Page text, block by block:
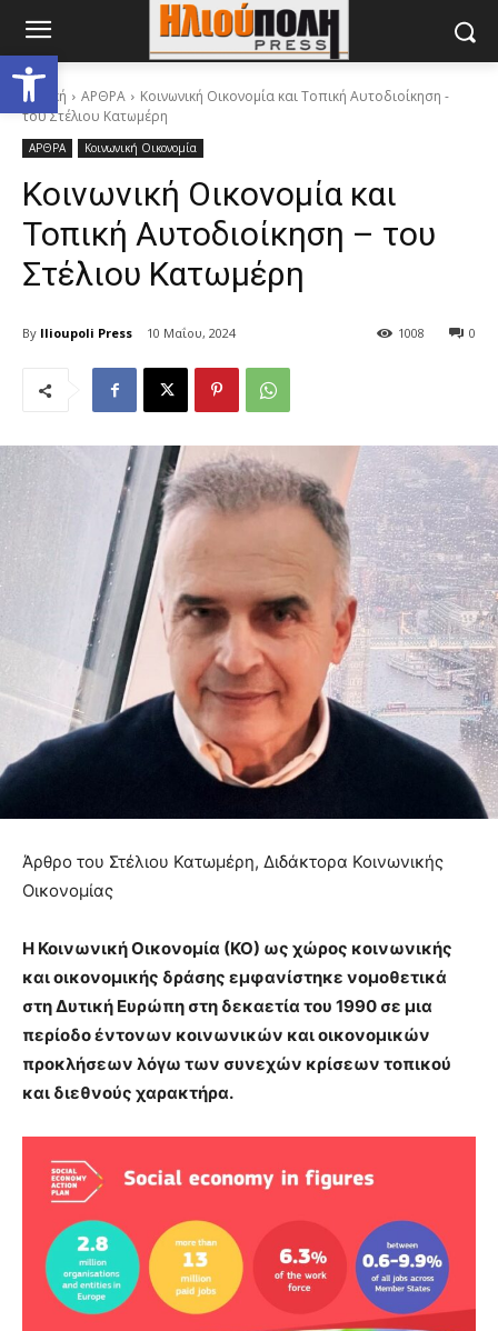
Ανοίξτε τη γραμμή εργαλείων
Αρχική ΑΡΘΡΑ
Κοινωνική Οικονομία και Τοπική Αυτοδιοίκηση -
του Στέλιου Κατωμέρη
ΑΡΘΡΑ Κοινωνική Οικονομία
Κοινωνική Οικονομία και
Τοπική Αυτοδιοίκηση – του
Στέλιου Κατωμέρη
By Ilioupoli Press 10 Μαΐου, 2024 0
1008
Άρθρο του Στέλιου Κατωμέρη, Διδάκτορα Κοινωνικής
Οικονομίας
Η Κοινωνική Οικονομία (ΚΟ) ως χώρος κοινωνικής
και οικονομικής δράσης εμφανίστηκε νομοθετικά
στη Δυτική Ευρώπη στη δεκαετία του 1990 σε μια
περίοδο έντονων κοινωνικών και οικονομικών
προκλήσεων λόγω των συνεχών κρίσεων τοπικού
και διεθνούς χαρακτήρα.